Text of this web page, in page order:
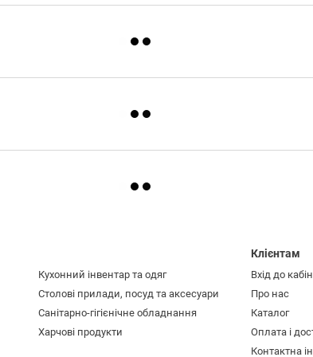
Кухонний інвентар та одяг
Столові прилади, посуд та аксесуари
Санітарно-гігієнічне обладнання
Харчові продукти
Клієнтам
Вхід до
Про нас
Каталог
Оплата і
Контактна